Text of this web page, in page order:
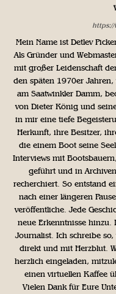
https://
Mein Name ist Detlev
Als Gründer und
mit großer Leidenschaft
den späten 1970er
am Saatwinkler Damm,
von Dieter König und
in mir eine tiefe
Herkunft, ihre Besitzer,
die einem Boot seine
Interviews mit
geführt und in
recherchiert. So entstand
nach einer längeren
veröffentliche. Jede
neue Erkenntnisse
Journalist. Ich schreibe
direkt und mit Herzblut.
herzlich eingeladen,
einen virtuellen Kaffee
Vielen Dank für Eure